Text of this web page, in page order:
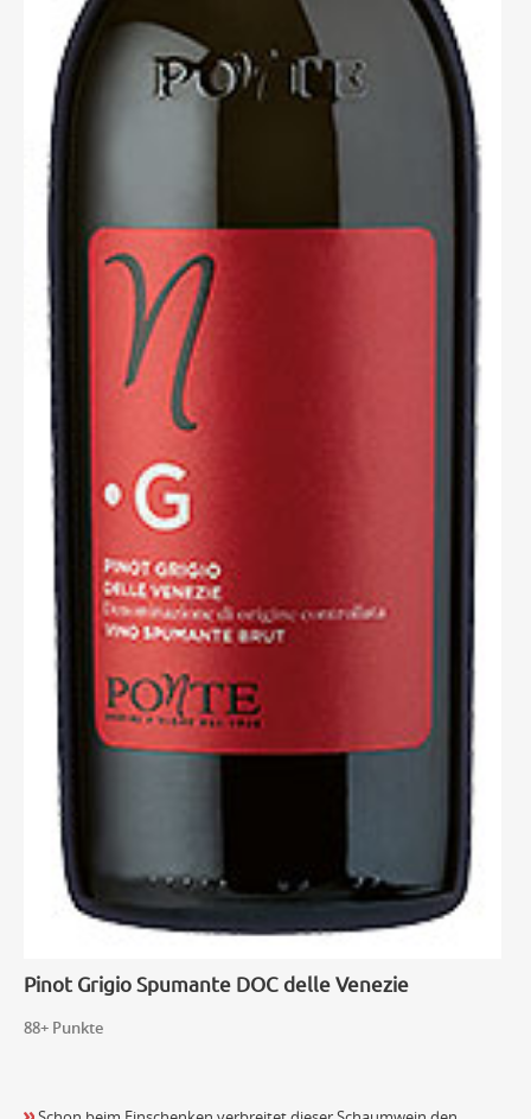
Pinot Grigio Spumante DOC delle Venezie
88+ Punkte